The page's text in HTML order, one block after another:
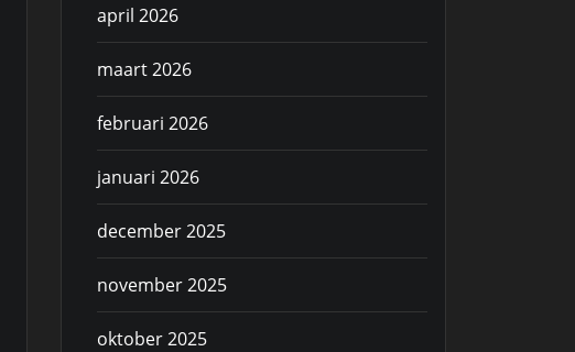
april 2026
maart 2026
februari 2026
januari 2026
december 2025
november 2025
oktober 2025